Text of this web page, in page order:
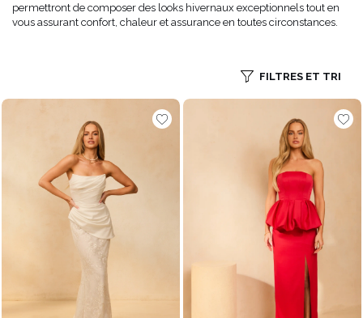
permettront de composer des looks hivernaux exceptionnels tout en
vous assurant confort, chaleur et assurance en toutes circonstances.
FILTRES ET TRI